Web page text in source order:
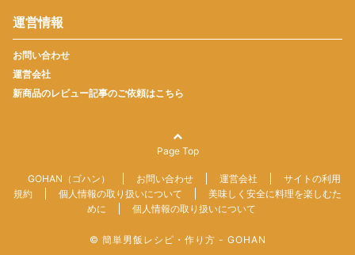
運営情報
お問い合わせ
運営会社
新商品のレビュー記事のご依頼はこちら
Page Top
GOHAN（ゴハン） お問い合わせ 運営会社
サイトの利用
規約
個人情報の取り扱いについて
美味しく安全に料理を楽しむた
めに
個人情報の取り扱いについて
© 簡単男飯レシピ・作り方 - GOHAN